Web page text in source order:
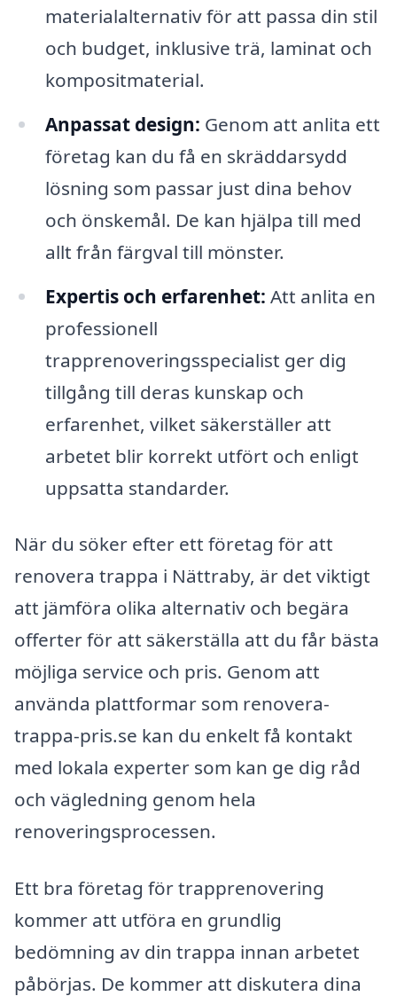
materialalternativ för att passa din stil
och budget, inklusive trä, laminat och
kompositmaterial.
Anpassat design: Genom att anlita ett
företag kan du få en skräddarsydd
lösning som passar just dina behov
och önskemål. De kan hjälpa till med
allt från färgval till mönster.
Expertis och erfarenhet: Att anlita en
professionell
trapprenoveringsspecialist ger dig
tillgång till deras kunskap och
erfarenhet, vilket säkerställer att
arbetet blir korrekt utfört och enligt
uppsatta standarder.
När du söker efter ett företag för att
renovera trappa i Nättraby, är det viktigt
att jämföra olika alternativ och begära
offerter för att säkerställa att du får bästa
möjliga service och pris. Genom att
använda plattformar som renovera-
trappa-pris.se kan du enkelt få kontakt
med lokala experter som kan ge dig råd
och vägledning genom hela
renoveringsprocessen.
Ett bra företag för trapprenovering
kommer att utföra en grundlig
bedömning av din trappa innan arbetet
påbörjas. De kommer att diskutera dina